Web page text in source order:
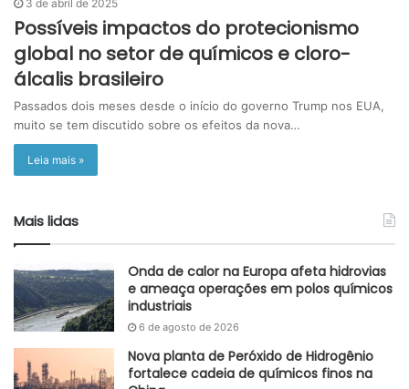
3 de abril de 2025
Possíveis impactos do protecionismo
global no setor de químicos e cloro-
álcalis brasileiro
Passados dois meses desde o início do governo Trump nos EUA,
muito se tem discutido sobre os efeitos da nova…
Leia mais »
Mais lidas
Onda de calor na Europa afeta hidrovias
e ameaça operações em polos químicos
industriais
6 de agosto de 2026
Nova planta de Peróxido de Hidrogênio
fortalece cadeia de químicos finos na